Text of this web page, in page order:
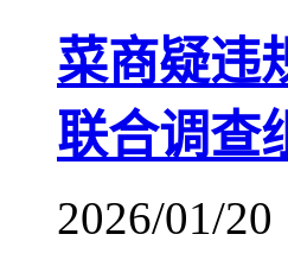
菜商疑违
联合调查
2026/01/20